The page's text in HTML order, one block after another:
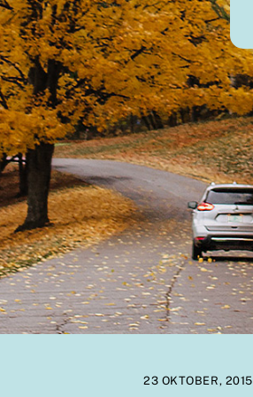
23 OKTOBER, 2015